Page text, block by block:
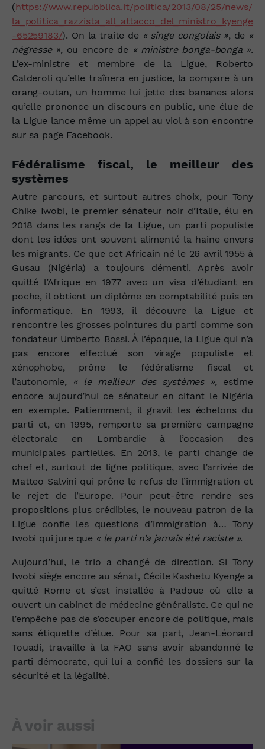
(https://www.repubblica.it/politica/2013/08/25/news/
la_politica_razzista_all_attacco_del_ministro_kyenge
-65259183/). On la traite de « singe congolais », de «
négresse », ou encore de « ministre bonga-bonga ».
L’ex-ministre et membre de la Ligue, Roberto
Calderoli qu’elle traînera en justice, la compare à un
orang-outan, un homme lui jette des bananes alors
qu’elle prononce un discours en public, une élue de
la Ligue lance même un appel au viol à son encontre
sur sa page Facebook.
Fédéralisme fiscal, le meilleur des
systèmes
Autre parcours, et surtout autres choix, pour Tony
Chike Iwobi, le premier sénateur noir d’Italie, élu en
2018 dans les rangs de la Ligue, un parti populiste
dont les idées ont souvent alimenté la haine envers
les migrants. Ce que cet Africain né le 26 avril 1955 à
Gusau (Nigéria) a toujours démenti. Après avoir
quitté l’Afrique en 1977 avec un visa d’étudiant en
poche, il obtient un diplôme en comptabilité puis en
informatique. En 1993, il découvre la Ligue et
rencontre les grosses pointures du parti comme son
fondateur Umberto Bossi. À l’époque, la Ligue qui n’a
pas encore effectué son virage populiste et
xénophobe, prône le fédéralisme fiscal et
l’autonomie, « le meilleur des systèmes », estime
encore aujourd’hui ce sénateur en citant le Nigéria
en exemple. Patiemment, il gravit les échelons du
parti et, en 1995, remporte sa première campagne
électorale en Lombardie à l’occasion des
municipales partielles. En 2013, le parti change de
chef et, surtout de ligne politique, avec l’arrivée de
Matteo Salvini qui prône le refus de l’immigration et
le rejet de l’Europe. Pour peut-être rendre ses
propositions plus crédibles, le nouveau patron de la
Ligue confie les questions d’immigration à… Tony
Iwobi qui jure que « le parti n’a jamais été raciste ».
Aujourd’hui, le trio a changé de direction. Si Tony
Iwobi siège encore au sénat, Cécile Kashetu Kyenge a
quitté Rome et s’est installée à Padoue où elle a
ouvert un cabinet de médecine généraliste. Ce qui ne
l’empêche pas de s’occuper encore de politique, mais
sans étiquette d’élue. Pour sa part, Jean-Léonard
Touadi, travaille à la FAO sans avoir abandonné le
parti démocrate, qui lui a confié les dossiers sur la
sécurité et la légalité.
À voir aussi